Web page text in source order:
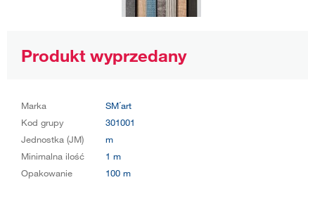
Produkt wyprzedany
Marka
SM´art
Kod grupy
301001
Jednostka (JM)
m
Minimalna ilość
1 m
Opakowanie
100 m